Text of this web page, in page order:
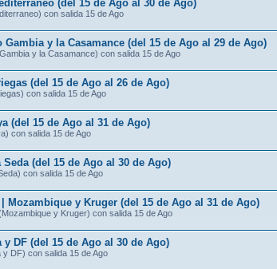
(del 15 de Ago al 30 de Ago)
con salida 15 de Ago
y la Casamance (del 15 de Ago al 29 de Ago)
y la Casamance) con salida 15 de Ago
(del 15 de Ago al 26 de Ago)
con salida 15 de Ago
(del 15 de Ago al 31 de Ago)
con salida 15 de Ago
(del 15 de Ago al 30 de Ago)
con salida 15 de Ago
Mozambique y Kruger (del 15 de Ago al 31 de Ago)
y Kruger) con salida 15 de Ago
DF (del 15 de Ago al 30 de Ago)
DF) con salida 15 de Ago